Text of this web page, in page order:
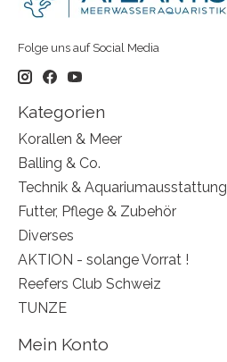
Folge uns auf Social Media
Kategorien
Korallen & Meer
Balling & Co.
Technik & Aquariumausstattung
Futter, Pflege & Zubehör
Diverses
AKTION - solange Vorrat !
Reefers Club Schweiz
TUNZE
Mein Konto